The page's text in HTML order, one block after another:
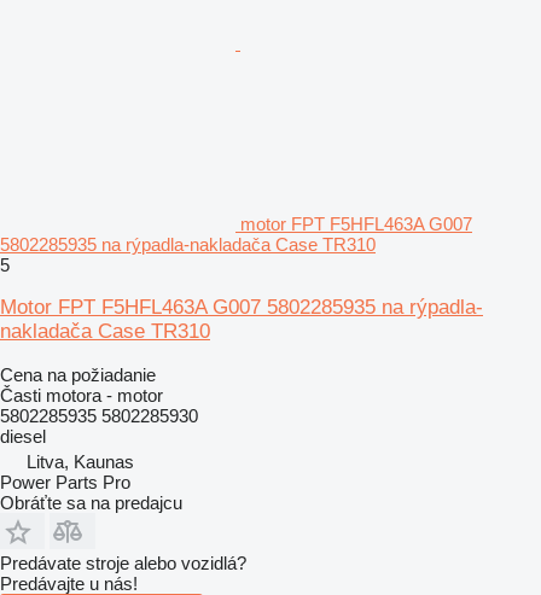
motor FPT F5HFL463A G007
5802285935 na rýpadla-nakladača Case TR310
5
Motor FPT F5HFL463A G007 5802285935 na rýpadla-
nakladača Case TR310
Cena na požiadanie
Časti motora - motor
5802285935 5802285930
diesel
Litva, Kaunas
Power Parts Pro
Obráťte sa na predajcu
Predávate stroje alebo vozidlá?
Predávajte u nás!